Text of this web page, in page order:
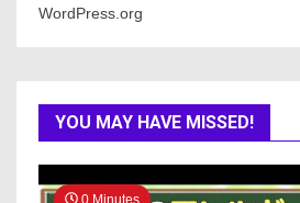
WordPress.org
YOU MAY HAVE MISSED!
0 Minutes